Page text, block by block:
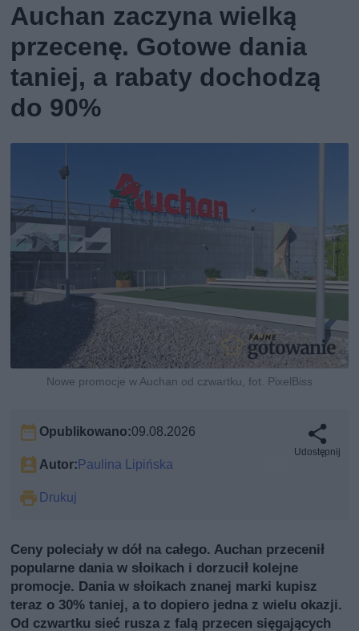
Auchan zaczyna wielką
przecenę. Gotowe dania
taniej, a rabaty dochodzą
do 90%
Nowe promocje w Auchan od czwartku, fot. PixelBiss
Opublikowano:09.08.2026
Autor: Paulina Lipińska
Drukuj
Udostępnij
Ceny poleciały w dół na całego. Auchan przecenił
popularne dania w słoikach i dorzucił kolejne
promocje. Dania w słoikach znanej marki kupisz
teraz o 30% taniej, a to dopiero jedna z wielu okazji.
Od czwartku sieć rusza z falą przecen sięgających